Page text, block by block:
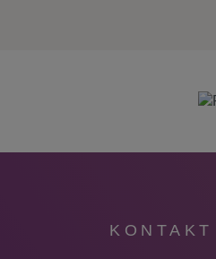
KONTAKT